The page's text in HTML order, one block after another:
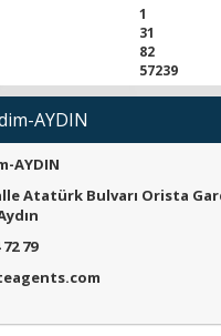
1
31
82
57239
AYDIN
AYDIN
Atatürk Bulvarı Orista
79